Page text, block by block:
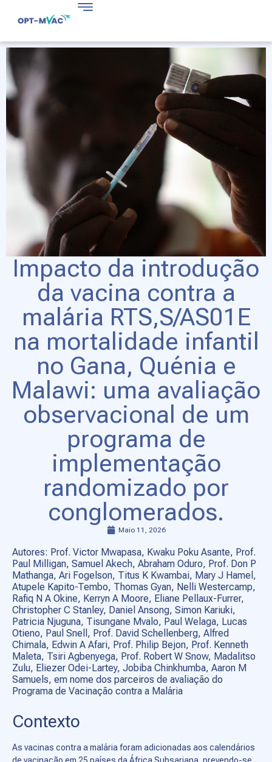
Impacto da introdução
da vacina contra a
malária RTS,S/AS01E
na mortalidade infantil
no Gana, Quénia e
Malawi: uma avaliação
observacional de um
programa de
implementação
randomizado por
conglomerados.
Maio 11, 2026
Autores: Prof. Victor Mwapasa, Kwaku Poku Asante, Prof.
Paul Milligan, Samuel Akech, Abraham Oduro, Prof. Don P
Mathanga, Ari Fogelson, Titus K Kwambai, Mary J Hamel,
Atupele Kapito-Tembo, Thomas Gyan, Nelli Westercamp,
Rafiq N A Okine, Kerryn A Moore, Eliane Pellaux-Furrer,
Christopher C Stanley, Daniel Ansong, Simon Kariuki,
Patricia Njuguna, Tisungane Mvalo, Paul Welaga, Lucas
Otieno, Paul Snell, Prof. David Schellenberg, Alfred
Chimala, Edwin A Afari, Prof. Philip Bejon, Prof. Kenneth
Maleta, Tsiri Agbenyega, Prof. Robert W Snow, Madalitso
Zulu, Eliezer Odei-Lartey, Jobiba Chinkhumba, Aaron M
Samuels, em nome dos parceiros de avaliação do
Programa de Vacinação contra a Malária
Contexto
As vacinas contra a malária foram adicionadas aos calendários